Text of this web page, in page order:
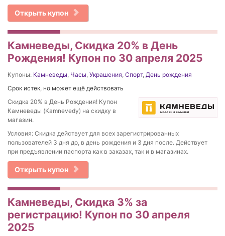
Открыть купон
Камневеды, Скидка 20% в День
Рождения! Купон по 30 апреля 2025
Купоны: Камневеды, Часы, Украшения, Спорт, День рождения
Срок истек, но может ещё действовать
Скидка 20% в День Рождения! Купон
Камневеды (Kamnevedy) на скидку в
магазин.
Условия: Скидка действует для всех зарегистрированных
пользователей 3 дня до, в день рождения и 3 дня после. Действует
при предъявлении паспорта как в заказах, так и в магазинах.
Открыть купон
Камневеды, Скидка 3% за
регистрацию! Купон по 30 апреля
2025